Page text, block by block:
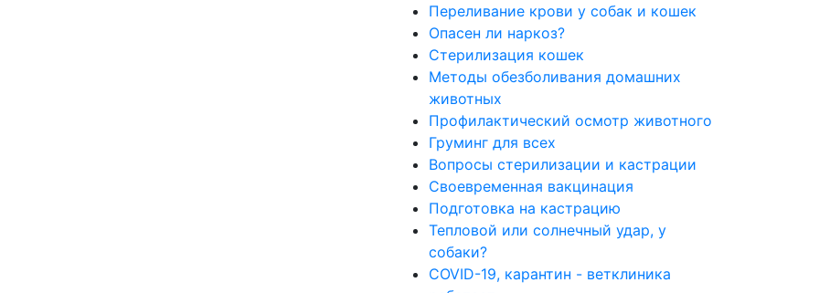
Переливание крови у собак и кошек
Опасен ли наркоз?
Стерилизация кошек
Методы обезболивания домашних
животных
Профилактический осмотр животного
Груминг для всех
Вопросы стерилизации и кастрации
Cвоевременная вакцинация
Подготовка на кастрацию
Тепловой или солнечный удар, у
собаки?
COVID-19, карантин - ветклиника